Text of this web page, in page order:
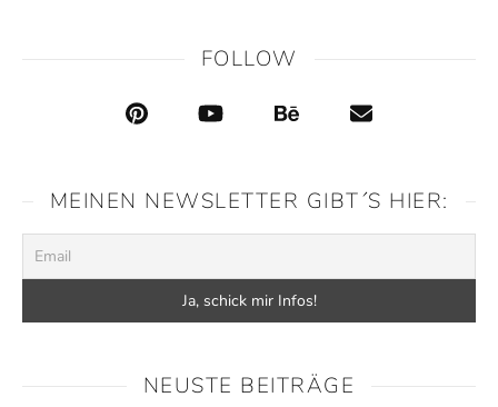
FOLLOW
MEINEN NEWSLETTER GIBT´S HIER:
NEUSTE BEITRÄGE